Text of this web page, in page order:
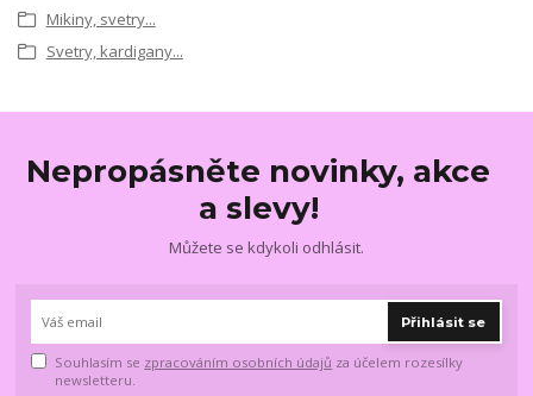
Mikiny, svetry...
Svetry, kardigany...
Nepropásněte novinky, akce
a slevy!
Můžete se kdykoli odhlásit.
Přihlásit se
Souhlasím se zpracováním osobních údajů za účelem rozesílky
newsletteru.